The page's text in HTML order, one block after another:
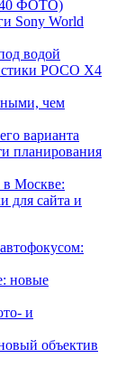
(40 ФОТО)
Sony World
водой
POCO X4
чем
варианта
планирования
в Москве:
для сайта и
новые
и
объектив